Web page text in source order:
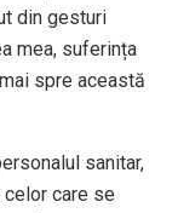
din gesturi
mea, suferința
spre această
sanitar,
care se